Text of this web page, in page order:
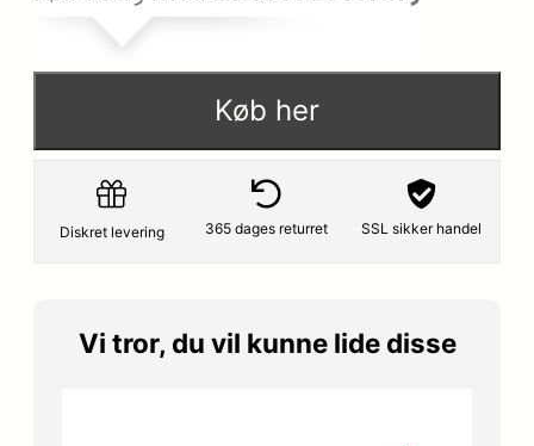
e
p
r
i
a
i
e
r
2
Køb her
Diskret levering 365 dages returret SSL sikker handel
Vi tror, du vil kunne lide disse